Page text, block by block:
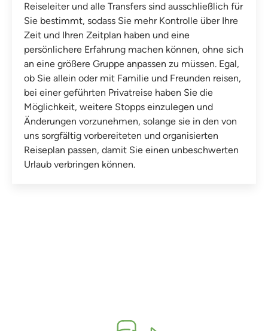
Reiseleiter und alle Transfers sind ausschließlich für
Sie bestimmt, sodass Sie mehr Kontrolle über Ihre
Zeit und Ihren Zeitplan haben und eine
persönlichere Erfahrung machen können, ohne sich
an eine größere Gruppe anpassen zu müssen. Egal,
ob Sie allein oder mit Familie und Freunden reisen,
bei einer geführten Privatreise haben Sie die
Möglichkeit, weitere Stopps einzulegen und
Änderungen vorzunehmen, solange sie in den von
uns sorgfältig vorbereiteten und organisierten
Reiseplan passen, damit Sie einen unbeschwerten
Urlaub verbringen können.